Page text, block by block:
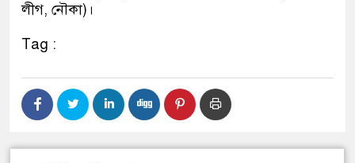
লীগ, নৌকা)।
Tag :